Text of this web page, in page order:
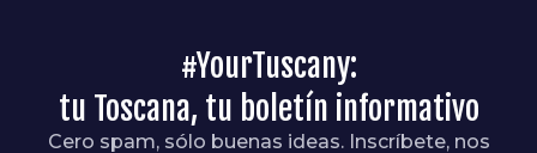
#YourTuscany:
tu Toscana, tu boletín informativo
Cero spam, sólo buenas ideas. Inscríbete, nos